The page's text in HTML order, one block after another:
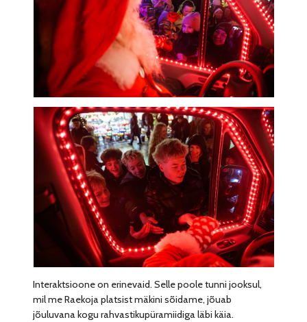
Interaktsioone on erinevaid. Selle poole tunni jooksul,
mil me Raekoja platsist mäkini sõidame, jõuab
jõuluvana kogu rahvastikupüramiidiga läbi käia.